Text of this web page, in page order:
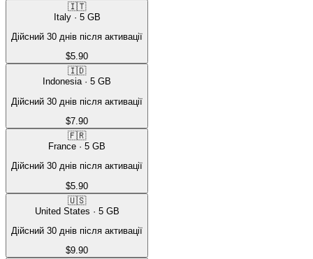
🇮🇹
Italy· 5GB
Дійсний 30 днів після активації
$5.90
🇮🇩
Indonesia· 5 GB
Дійсний 30 днів після активації
$7.90
🇫🇷
France · 5 GB
Дійсний 30 днів після активації
$5.90
🇺🇸
United States · 5GB
Дійсний 30 днів після активації
$9.90